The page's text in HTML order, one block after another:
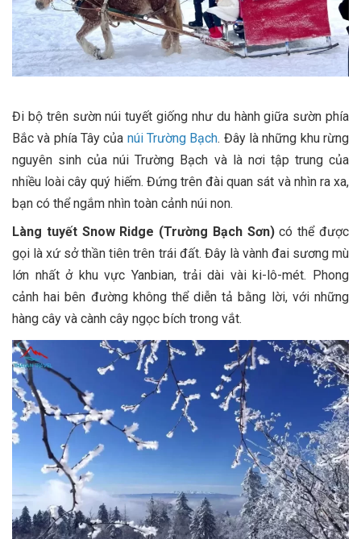
Đi bộ trên sườn núi tuyết giống như du hành giữa sườn phía
Bắc và phía Tây của núi Trường Bạch. Đây là những khu rừng
nguyên sinh của núi Trường Bạch và là nơi tập trung của
nhiều loài cây quý hiếm. Đứng trên đài quan sát và nhìn ra xa,
bạn có thể ngắm nhìn toàn cảnh núi non.
Làng tuyết Snow Ridge (Trường Bạch Sơn)có thể được
gọi là xứ sở thần tiên trên trái đất. Đây là vành đai sương mù
lớn nhất ở khu vực Yanbian, trải dài vài ki-lô-mét. Phong
cảnh hai bên đường không thể diễn tả bằng lời, với những
hàng cây và cành cây ngọc bích trong vắt.